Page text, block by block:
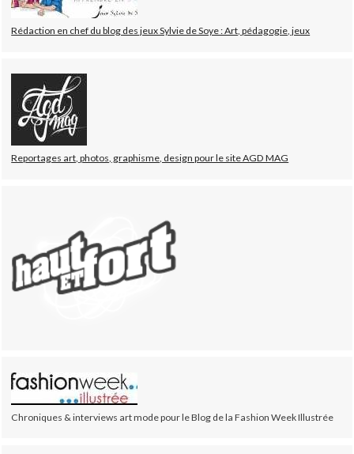
Rédaction en chef du blog des jeux Sylvie de Soye : Art, pédagogie, jeux
Reportages art, photos, graphisme, design pour le site AGD MAG
Chroniques & interviews art mode pour le Blog de la Fashion Week Illustrée